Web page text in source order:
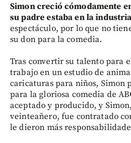
Simon creció cómodamente
su padre estaba en la
espectáculo, por lo que no
su don para la comedia.
Tras convertir su talento para
trabajo en un estudio de
caricaturas para niños, Simon
para la gloriosa comedia de
aceptado y producido, y
veinteañero, fue contratado
le dieron más